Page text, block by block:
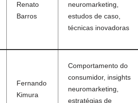
Renato
Barros
neuromarketing,
estudos de caso,
técnicas inovadoras
Fernando
Kimura
Comportamento do
consumidor, insights
neuromarketing,
estratégias de